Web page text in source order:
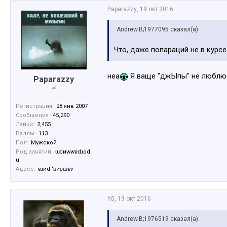
Paparazzy
☭
Регистрация: 28 янв 2007
Сообщения: 45,290
Лайки: 2,455
Баллы: 113
Пол: Мужской
Род занятий: ɯɔиwwɐdɹоd
u
Адрес: ɐɹиd ‘ʁиʚɯɐv
Paparazzy 19 окт 2016
Andrew.B;1977095 сказал(а):
Что, даже попараций не в
неа Я ваще "джЫпы" не люблю
h5, 19 окт 2016
Andrew.B;1976519 сказал(а):